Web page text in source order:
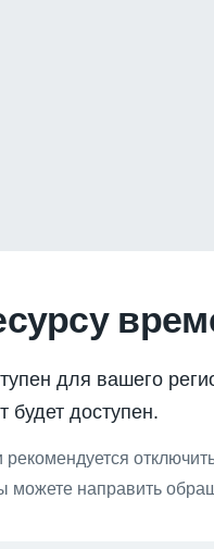
для вашего
будет доступен.
направить